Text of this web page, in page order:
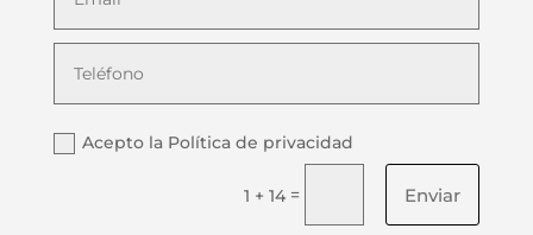
Acepto la Política de privacidad
1 + 14 = Enviar